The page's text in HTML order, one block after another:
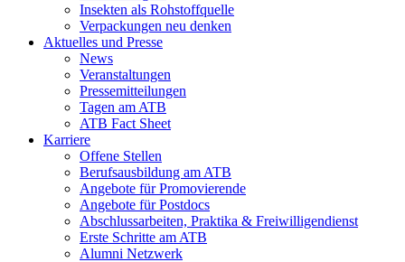
Insekten als Rohstoffquelle
Verpackungen neu denken
Aktuelles und Presse
News
Veranstaltungen
Pressemitteilungen
Tagen am ATB
ATB Fact Sheet
Karriere
Offene Stellen
Berufsausbildung am ATB
Angebote für Promovierende
Angebote für Postdocs
Abschlussarbeiten, Praktika & Freiwilligendienst
Erste Schritte am ATB
Alumni Netzwerk